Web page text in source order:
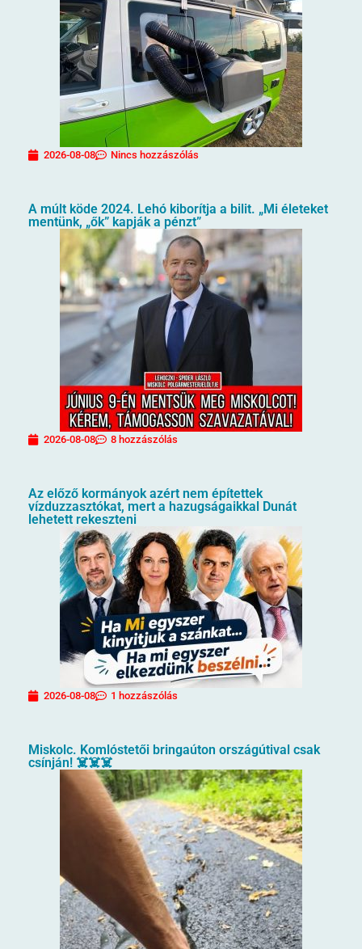
2026-08-08 Nincs hozzászólás
A múlt köde 2024. Lehó kiborítja a bilit. „Mi életeket
mentünk, „ők” kapják a pénzt”
2026-08-08 8 hozzászólás
Az előző kormányok azért nem építettek
vízduzzasztókat, mert a hazugságaikkal Dunát
lehetett rekeszteni
2026-08-08 1 hozzászólás
Miskolc. Komlóstetői bringaúton országútival csak
csínján! ☠️☠️☠️